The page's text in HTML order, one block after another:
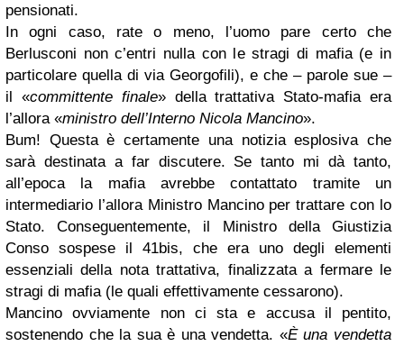
pensionati.
In ogni caso, rate o meno, l’uomo pare certo che
Berlusconi non c’entri nulla con le stragi di mafia (e in
particolare quella di via Georgofili), e che – parole sue –
il «committente finale» della trattativa Stato-mafia era
l’allora «ministro dell’Interno Nicola Mancino».
Bum! Questa è certamente una notizia esplosiva che
sarà destinata a far discutere. Se tanto mi dà tanto,
all’epoca la mafia avrebbe contattato tramite un
intermediario l’allora Ministro Mancino per trattare con lo
Stato. Conseguentemente, il Ministro della Giustizia
Conso sospese il 41bis, che era uno degli elementi
essenziali della nota trattativa, finalizzata a fermare le
stragi di mafia (le quali effettivamente cessarono).
Mancino ovviamente non ci sta e accusa il pentito,
sostenendo che la sua è una vendetta. «È una vendetta